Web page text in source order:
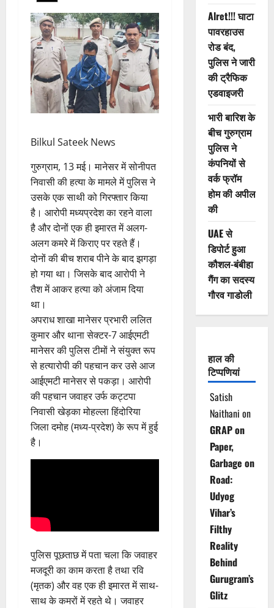
Bilkul Sateek News
गुरुग्राम, 13 मई। मानेसर में सोनीपत
निवासी की हत्या के मामले में पुलिस ने
उसके एक साथी को गिरफ्तार किया
है। आरोपी मध्यप्रदेश का रहने वाला
है और दोनों एक ही इमारत में अलग-
अलग कमरे में किराए पर रहते हैं।
दोनों की बीच शराब पीने के बाद झगड़ा
हो गया था। जिसके बाद आरोपी ने
तैश में आकर हत्या को अंजाम दिया
था।
अपराध शाखा मानेसर प्रभारी ललित
कुमार और थाना सेक्टर-7 आईएमटी
मानेसर की पुलिस टीमों ने संयुक्त रूप
से हत्यारोपी की पहचान कर उसे आज
आईएमटी मानेसर से पकड़ा। आरोपी
की पहचान जवाहर उर्फ कट्टपा
निवासी खेड़का मोहल्ला हिंदोरिया
जिला दमोह (मध्य-प्रदेश) के रूप में हुई
है।
पुलिस पूछताछ में पता चला कि जवाहर
मजदूरी का काम करता है तथा रवि
(मृतक) और वह एक ही इमारत में साथ-
साथ के कमरों में रहते थे। जवाहर
Alret!!! घाटा
पावरहाउस
रोड बंद,
पुलिस ने जारी
की ट्रैफिक
एडवाइजरी
भारी बारिश के
बीच गुरुग्राम
पुलिस ने
कंपनियों से
वर्क फ्रॉम
होम की अपील
की
UAE से
डिपोर्ट हुआ
कौशल-बंबीहा
गैंग का सदस्य
गौरव गाडोली
हाल की
टिप्पणियां
Satish
Naithani on
GRAP on
Paper,
Garbage on
Road:
Udyog
Vihar’s
Filthy
Reality
Behind
Gurugram’s
Glitz